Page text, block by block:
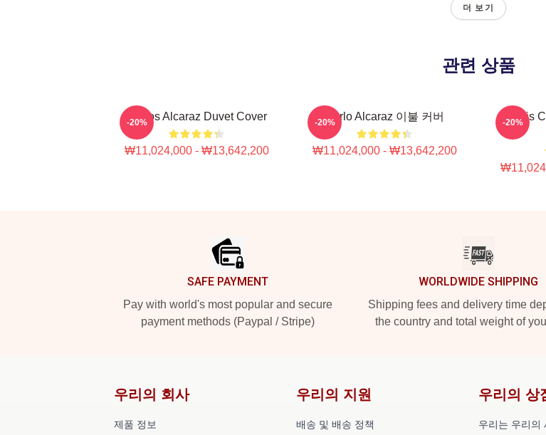
더 보기
관련 상품
Carlos Alcaraz Duvet Cover
₩11,024,000 - ₩13,642,200
-20% Carlo Alcaraz 이불 커버
₩11,024,000 - ₩13,642,200
-20%
Tennis
-20%
SAFE PAYMENT
Pay with world's most popular and secure
payment methods (Paypal / Stripe)
WORLDWIDE SHIPPING
Shipping fees and delivery time
the country and total weight of
우리의 회사
제품 정보
우리의 지원
배송 및 배송 정책
우리의 상
우리는 우리의